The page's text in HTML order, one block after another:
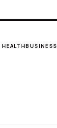
HEALTHBUSINESS